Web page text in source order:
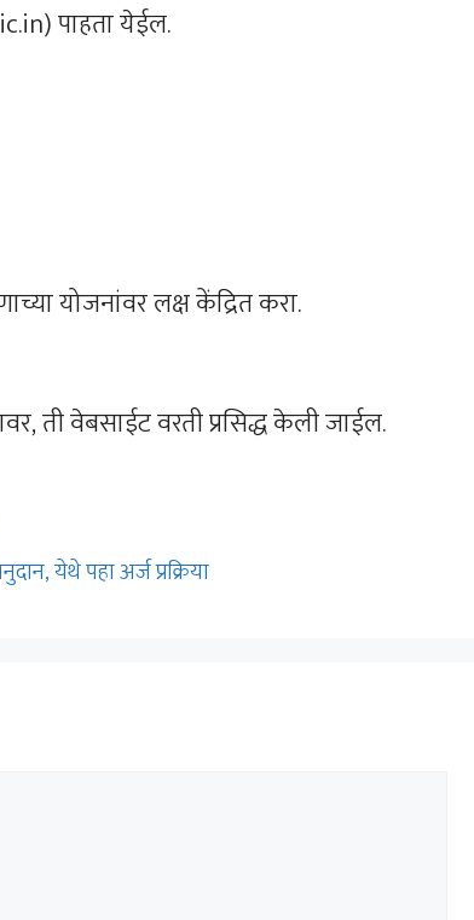
पाहता येईल.
योजनांवर लक्ष केंद्रित करा.
ती वेबसाईट वरती प्रसिद्ध केली जाईल.
येथे पहा अर्ज प्रक्रिया